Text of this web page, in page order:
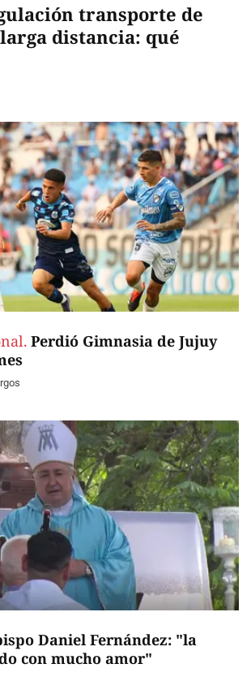
transporte de
distancia: qué
Perdió Gimnasia de Jujuy
Daniel Fernández: "la
con mucho amor"